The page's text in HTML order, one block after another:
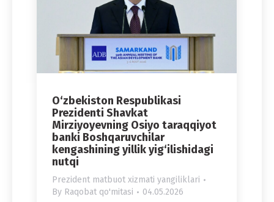
O‘zbekiston Respublikasi
Prezidenti Shavkat
Mirziyoyevning Osiyo taraqqiyot
banki Boshqaruvchilar
kengashining yillik yig‘ilishidagi
nutqi
Prezident matbuot xizmati yangiliklari
By Raqobat qo'mitasi 04.05.2026